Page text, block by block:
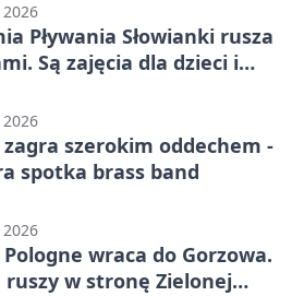
Pływania Słowianki rusza
Są zajęcia dla dzieci i
zagra szerokim oddechem -
spotka brass band
wraca do Gorzowa.
ruszy w stronę Zielonej